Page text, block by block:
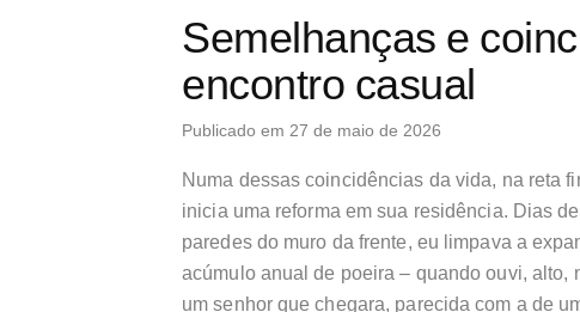
Semelhanças e
encontro casual
Publicado em 27 de maio de 2026
Numa dessas coincidências da vida, na reta
inicia uma reforma em sua residência. Dias
paredes do muro da frente, eu limpava a
acúmulo anual de poeira – quando ouvi, alto,
um senhor que chegara, parecida com a de